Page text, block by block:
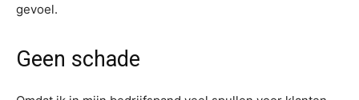
gevoel.
Geen schade